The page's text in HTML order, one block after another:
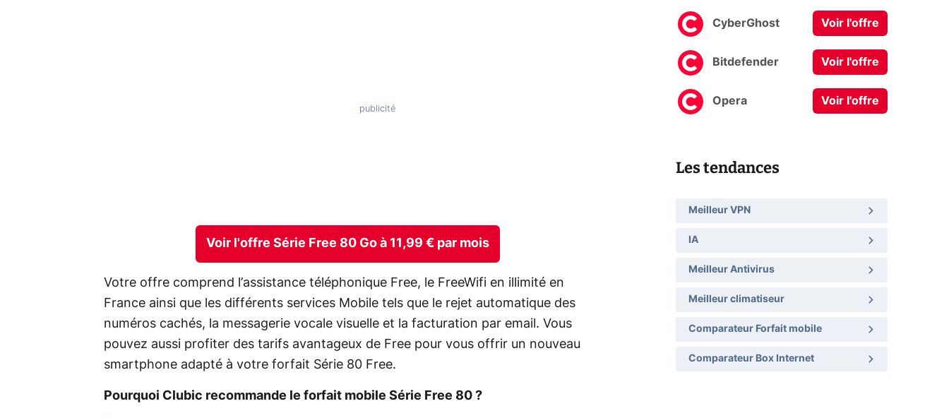
Voir l'offre Série Free 80 Go à 11,99 € par mois
Votre offre comprend l’assistance téléphonique Free, le FreeWifi en illimité en
France ainsi que les différents services Mobile tels que le rejet automatique des
numéros cachés, la messagerie vocale visuelle et la facturation par email. Vous
pouvez aussi profiter des tarifs avantageux de Free pour vous offrir un nouveau
smartphone adapté à votre forfait Série 80 Free.
Pourquoi Clubic recommande le forfait mobile Série Free 80 ?
CyberGhost Voir l'offre
Bitdefender Voir l'offre
Opera Voir l'offre
Les tendances
Meilleur VPN
IA
Meilleur Antivirus
Meilleur climatiseur
Comparateur Forfait mobile
Comparateur Box Internet